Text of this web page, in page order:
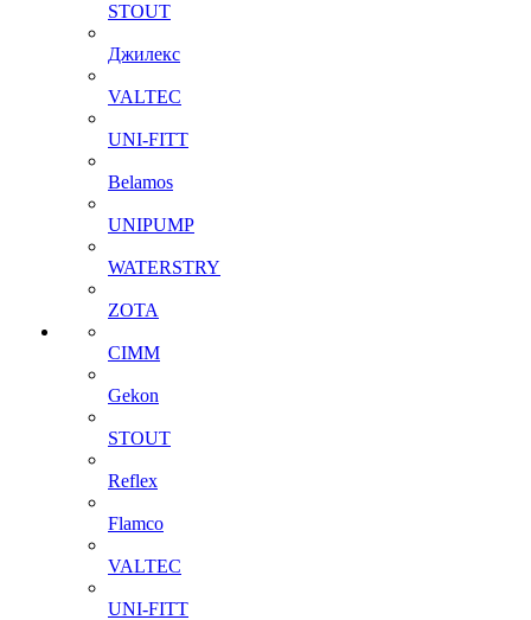
STOUT
Джилекс
VALTEC
UNI-FITT
Belamos
UNIPUMP
WATERSTRY
ZOTA
CIMM
Gekon
STOUT
Reflex
Flamco
VALTEC
UNI-FITT